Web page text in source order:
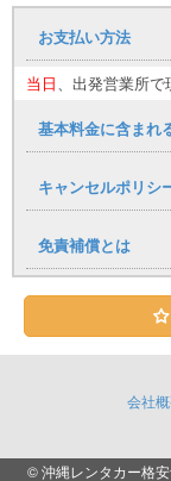
（※交通法規違反、
イルキャップの破損
さらに・・！NOC補
免責適用外項目、
フルカバー！
（※交通法規違反、
外）
空港から那覇小禄
返却後空港送迎無
＊スタッフの勤務
ございます。予め
※該当車両不具合等
ホテル配車オプショ
お支払い方法
当日、出発営業所で
基本料金に含まれ
キャンセルポリシ
免責補償とは
会社
© 沖縄レンタカー格